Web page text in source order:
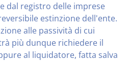
dal registro delle imprese
estinzione dell'ente.
alle passività di cui
più dunque richiedere il
al liquidatore, fatta salva